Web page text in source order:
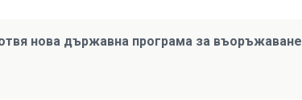
нова държавна програма за въоръжаване